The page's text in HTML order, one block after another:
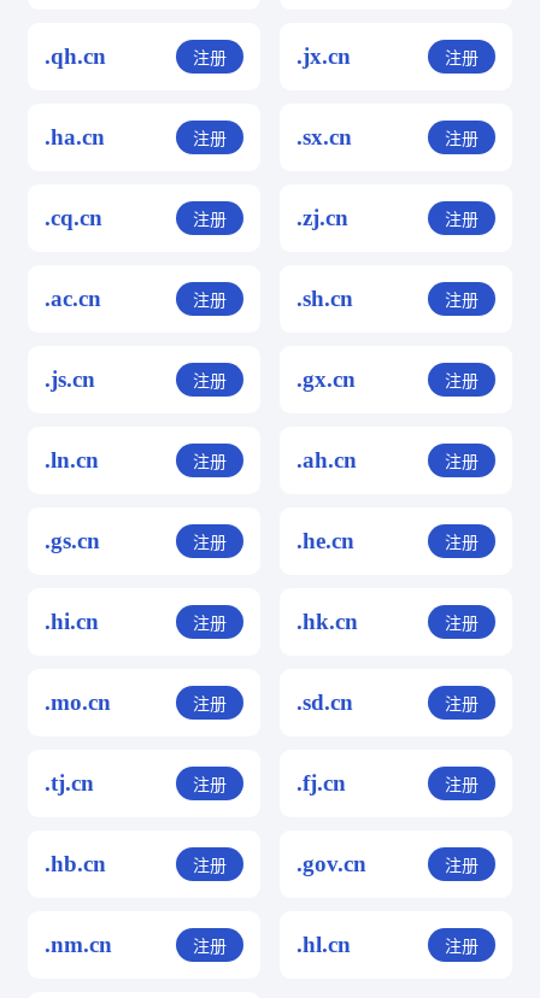
.qh.cn 注册 .jx.cn 注册
.ha.cn 注册 .sx.cn 注册
.cq.cn 注册 .zj.cn 注册
.ac.cn 注册 .sh.cn 注册
.js.cn 注册 .gx.cn 注册
.ln.cn 注册 .ah.cn 注册
.gs.cn 注册 .he.cn 注册
.hi.cn 注册 .hk.cn 注册
.mo.cn 注册 .sd.cn 注册
.tj.cn 注册 .fj.cn 注册
.hb.cn 注册 .gov.cn 注册
.nm.cn 注册 .hl.cn 注册